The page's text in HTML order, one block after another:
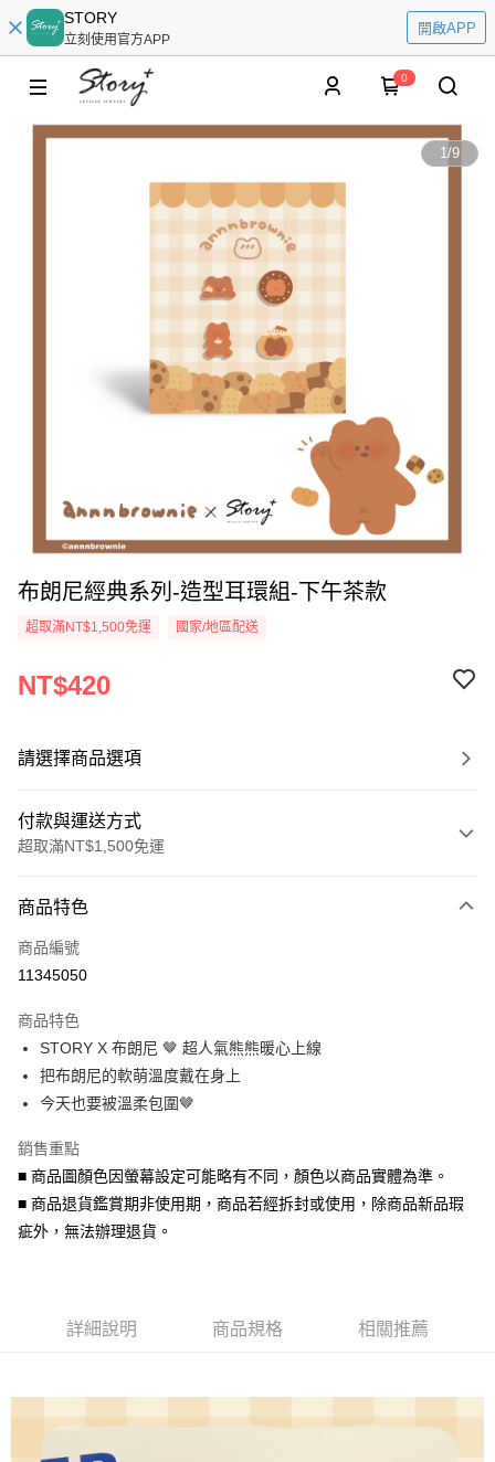
STORY
立刻使用官方APP
開啟APP
0
1/9
布朗尼經典系列-造型耳環組-下午茶款
超取滿NT$1,500免運 國家/地區配送
NT$420
請選擇商品選項
付款與運送方式
超取滿NT$1,500免運
信用卡一次付款
信用卡分期付款
合作金庫商業銀行
華南商業銀行
彰化商業銀行
上海商業儲蓄銀行
國泰世華商業銀行
匯豐（台灣）商業銀行
聯邦商業銀行
遠東國際商業銀行
元大商業銀行
永豐商業銀行
台新國際商業銀行
6 期 0 利率 每期
華南商業銀行
上海商業儲蓄銀行
臺灣中小企業銀行
匯豐（台灣）商業銀行
華泰商業銀行
聯邦商業銀行
遠東國際商業銀行
元大商業銀行
超商取貨付款
LINE Pay
Apple Pay
街口支付
悠遊付
相關說明
１．簡單：不需註冊會員、不需綁卡、不需儲值。
２．便利：只要手機號碼，簡訊認證，即可結帳。
貨到付款
商品特色
商品編號
11345050
商品特色
STORY X 布朗尼 🤎 超人氣熊熊暖心上線
把布朗尼的軟萌溫度戴在身上
今天也要被溫柔包圍🤎
銷售重點
■ 商品圖顏色因螢幕設定可能略有不同，顏色以商品實體為準。
■ 商品退貨鑑賞期非使用期，商品若經拆封或使用，除商品新品瑕
疵外，無法辦理退貨。
詳細說明 商品規格 相關推薦